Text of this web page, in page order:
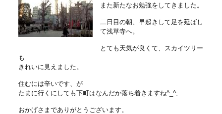
また新たなお勉強をしてきました。
二日目の朝、早起きして足を延ばし
て浅草寺へ。
とても天気が良くて、スカイツリー
も
きれいに見えました。
住むには辛いです、が
たまに行くにしても下町はなんだか落ち着きますね^_^;
おかげさまでありがとうございます。